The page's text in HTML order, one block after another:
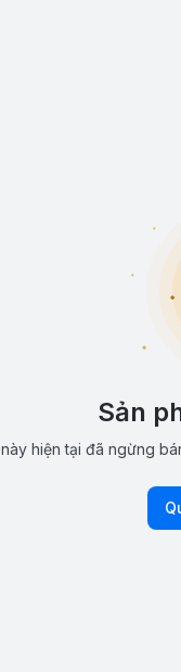
Sản
hiện tại đã ngừng